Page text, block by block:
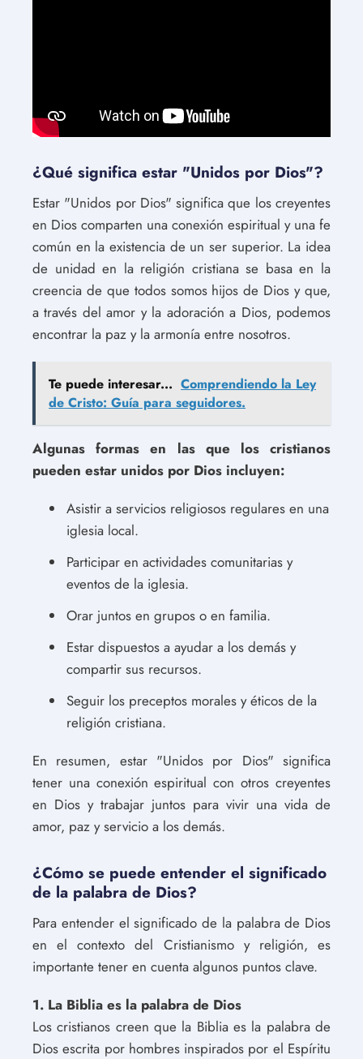
¿Qué significa estar "Unidos por Dios"?
Estar "Unidos por Dios" significa que los creyentes
en Dios comparten una conexión espiritual y una fe
común en la existencia de un ser superior. La idea
de unidad en la religión cristiana se basa en la
creencia de que todos somos hijos de Dios y que,
a través del amor y la adoración a Dios, podemos
encontrar la paz y la armonía entre nosotros.
Te puede interesar... Comprendiendo la Ley
de Cristo: Guía para seguidores.
Algunas formas en las que los cristianos
pueden estar unidos por Dios incluyen:
Asistir a servicios religiosos regulares en una
iglesia local.
Participar en actividades comunitarias y
eventos de la iglesia.
Orar juntos en grupos o en familia.
Estar dispuestos a ayudar a los demás y
compartir sus recursos.
Seguir los preceptos morales y éticos de la
religión cristiana.
En resumen, estar "Unidos por Dios" significa
tener una conexión espiritual con otros creyentes
en Dios y trabajar juntos para vivir una vida de
amor, paz y servicio a los demás.
¿Cómo se puede entender el significado
de la palabra de Dios?
Para entender el significado de la palabra de Dios
en el contexto del Cristianismo y religión, es
importante tener en cuenta algunos puntos clave.
1. La Biblia es la palabra de Dios
Los cristianos creen que la Biblia es la palabra de
Dios escrita por hombres inspirados por el Espíritu